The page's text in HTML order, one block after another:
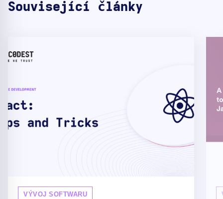
Související články
VÝVOJ SOFTWARU